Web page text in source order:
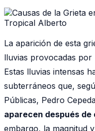
La aparición de esta
lluvias provocadas
Estas lluvias intensas
subterráneos que,
Públicas, Pedro
aparecen después
embargo, la magnitud